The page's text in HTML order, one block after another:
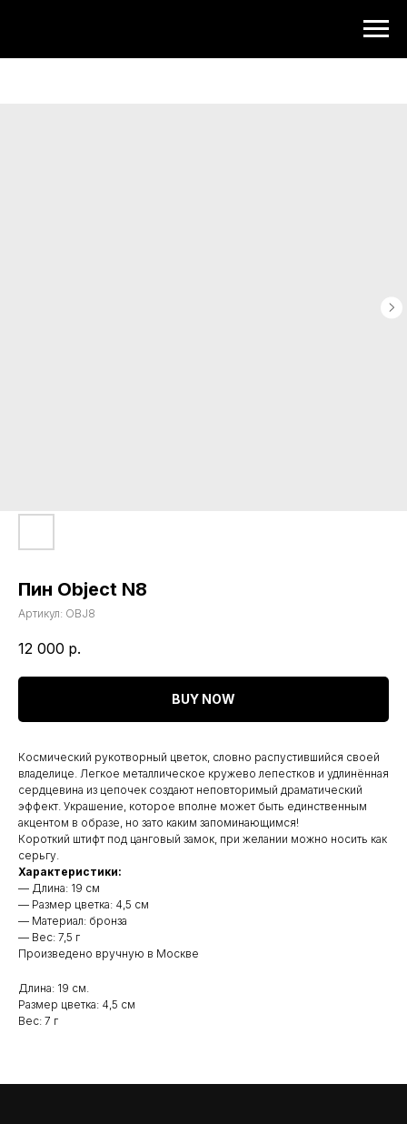
Пин Object N8
Артикул: OBJ8
12 000 р.
BUY NOW
Космический рукотворный цветок, словно распустившийся своей
владелице. Легкое металлическое кружево лепестков и удлинённая
сердцевина из цепочек создают неповторимый драматический
эффект. Украшение, которое вполне может быть единственным
акцентом в образе, но зато каким запоминающимся!
Короткий штифт под цанговый замок, при желании можно носить как
серьгу.
Характеристики:
— Длина: 19 см
— Размер цветка: 4,5 см
— Материал: бронза
— Вес: 7,5 г
Произведено вручную в Москве
Длина: 19 см.
Размер цветка: 4,5 см
Вес: 7 г